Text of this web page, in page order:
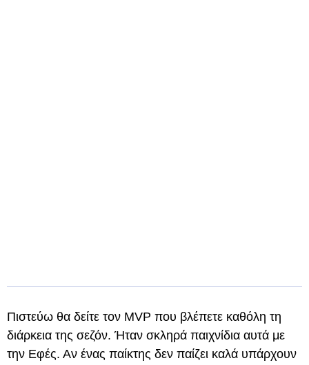
Πιστεύω θα δείτε τον MVP που βλέπετε καθόλη τη
διάρκεια της σεζόν. Ήταν σκληρά παιχνίδια αυτά με
την Εφές. Αν ένας παίκτης δεν παίζει καλά υπάρχουν